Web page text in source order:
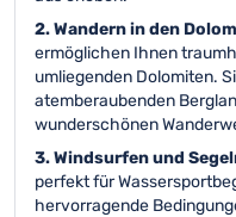
2. Wandern in den
ermöglichen Ihnen
umliegenden Dolomiten.
atemberaubenden
wunderschönen
3. Windsurfen und
perfekt für
hervorragende